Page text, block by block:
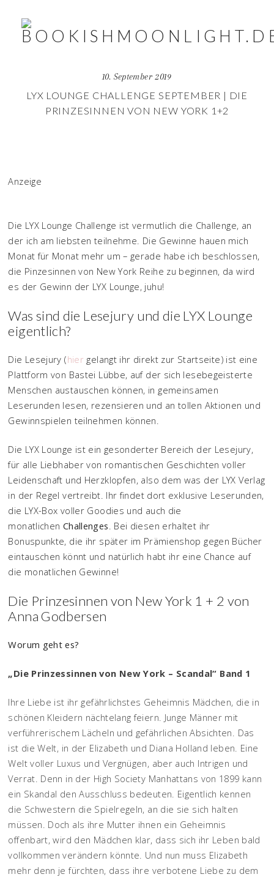
10. September 2019
LYX LOUNGE CHALLENGE SEPTEMBER | DIE
PRINZESINNEN VON NEW YORK 1+2
Anzeige
Die LYX Lounge Challenge ist vermutlich die Challenge, an
der ich am liebsten teilnehme. Die Gewinne hauen mich
Monat für Monat mehr um – gerade habe ich beschlossen,
die Pinzesinnen von New York Reihe zu beginnen, da wird
es der Gewinn der LYX Lounge, juhu!
Was sind die Lesejury und die LYX Lounge
eigentlich?
Die Lesejury (hier gelangt ihr direkt zur Startseite) ist eine
Plattform von Bastei Lübbe, auf der sich lesebegeisterte
Menschen austauschen können, in gemeinsamen
Leserunden lesen, rezensieren und an tollen Aktionen und
Gewinnspielen teilnehmen können.
Die LYX Lounge ist ein gesonderter Bereich der Lesejury,
für alle Liebhaber von romantischen Geschichten voller
Leidenschaft und Herzklopfen, also dem was der LYX Verlag
in der Regel vertreibt. Ihr findet dort exklusive Leserunden,
die LYX-Box voller Goodies und auch die
monatlichen Challenges. Bei diesen erhaltet ihr
Bonuspunkte, die ihr später im Prämienshop gegen Bücher
eintauschen könnt und natürlich habt ihr eine Chance auf
die monatlichen Gewinne!
Die Prinzesinnen von New York 1 + 2 von
Anna Godbersen
Worum geht es?
„Die Prinzessinnen von New York – Scandal“ Band 1
Ihre Liebe ist ihr gefährlichstes Geheimnis Mädchen, die in
schönen Kleidern nächtelang feiern. Junge Männer mit
verführerischem Lächeln und gefährlichen Absichten. Das
ist die Welt, in der Elizabeth und Diana Holland leben. Eine
Welt voller Luxus und Vergnügen, aber auch Intrigen und
Verrat. Denn in der High Society Manhattans von 1899 kann
ein Skandal den Ausschluss bedeuten. Eigentlich kennen
die Schwestern die Spielregeln, an die sie sich halten
müssen. Doch als ihre Mutter ihnen ein Geheimnis
offenbart, wird den Mädchen klar, dass sich ihr Leben bald
vollkommen verändern könnte. Und nun muss Elizabeth
mehr denn je fürchten, dass ihre verbotene Liebe zu dem